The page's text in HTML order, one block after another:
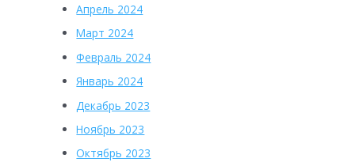
Апрель 2024
Март 2024
Февраль 2024
Январь 2024
Декабрь 2023
Ноябрь 2023
Октябрь 2023